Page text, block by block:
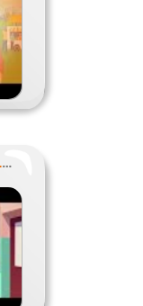
TERVEZZ NYERTES ÉLELMISZER-CSOMAGOLÁST!